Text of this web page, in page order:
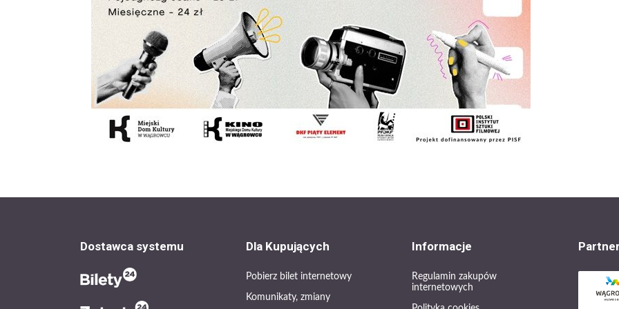
Dostawca systemu Dla Kupujących
Pobierz bilet internetowy
Komunikaty, zmiany
Informacje
Regulamin zakupów
internetowych